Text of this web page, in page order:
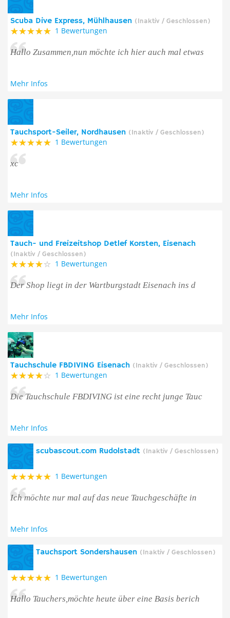
Scuba Dive Express, Mühlhausen (Inaktiv / Geschlossen)
1 Bewertungen
Hallo Zusammen,nun möchte ich hier auch mal etwas
Mehr Infos
Tauchsport-Seiler, Nordhausen (Inaktiv / Geschlossen)
1 Bewertungen
xc
Mehr Infos
Tauch- und Freizeitshop Detlef Korsten, Eisenach
(Inaktiv / Geschlossen)
1 Bewertungen
Der Shop liegt in der Wartburgstadt Eisenach ins d
Mehr Infos
Tauchschule FBDIVING Eisenach (Inaktiv / Geschlossen)
1 Bewertungen
Die Tauchschule FBDIVING ist eine recht junge Tauc
Mehr Infos
scubascout.com Rudolstadt (Inaktiv / Geschlossen)
1 Bewertungen
Ich möchte nur mal auf das neue Tauchgeschäfte in
Mehr Infos
Tauchsport Sondershausen (Inaktiv / Geschlossen)
1 Bewertungen
Hallo Tauchers,möchte heute über eine Basis berich